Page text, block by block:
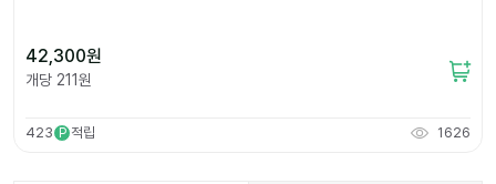
42,300원
개당 211원
423 P 적립 1626